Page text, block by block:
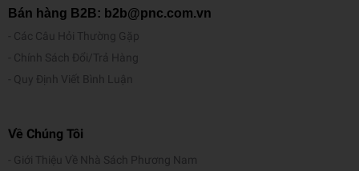
Bán hàng B2B: b2b@pnc.com.vn
Các Câu Hỏi Thường Gặp
Chính Sách Đổi/Trả Hàng
Quy Định Viết Bình Luận
Về Chúng Tôi
Giới Thiệu Về Nhà Sách Phương Nam